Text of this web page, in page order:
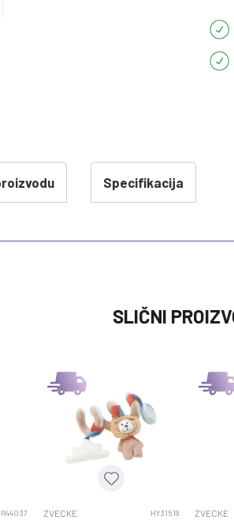
Specifikacija
ZVECKE
HYGGE
ZVECKE
0-12 MESECI
SLIČNI
ZVECKE HY31518 ZVECKE